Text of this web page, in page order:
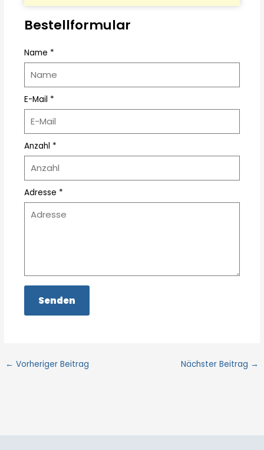
Bestellformular
Name *
E-Mail *
Anzahl *
Adresse *
← Vorheriger Beitrag Nächster Beitrag →